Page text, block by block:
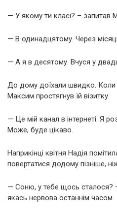
— У якому ти класі? – запитав
— В одинадцятому. Через
— А я в десятому. Вчуся у
До дому доїхали швидко.
Максим простягнув їй візитку.
— Це мій канал в інтернеті. Я
Може, буде цікаво.
Наприкінці квітня Надія
повертатися додому пізніше,
— Соню, у тебе щось сталося?
якась нервова останнім часом.